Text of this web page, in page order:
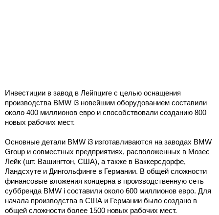
Инвестиции в завод в Лейпциге с целью оснащения
производства BMW i3 новейшим оборудованием составили
около 400 миллионов евро и способствовали созданию 800
новых рабочих мест.
Основные детали BMW i3 изготавливаются на заводах BMW
Group и совместных предприятиях, расположенных в Мозес
Лейк (шт. Вашингтон, США), а также в Ваккерсдорфе,
Ландсхуте и Дингольфинге в Германии. В общей сложности
финансовые вложения концерна в производственную сеть
суббренда BMW i составили около 600 миллионов евро. Для
начала производства в США и Германии было создано в
общей сложности более 1500 новых рабочих мест.